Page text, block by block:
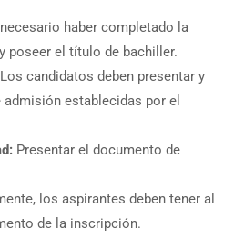
haber completado la
poseer el título de bachiller.
Los candidatos deben presentar y
establecidas por el
Presentar el documento de
los aspirantes deben tener al
de la inscripción.